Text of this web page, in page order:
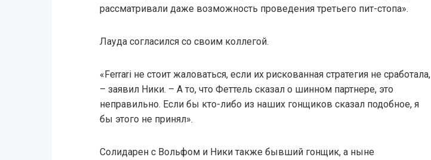
рассматривали даже возможность проведения третьего пит-стопа».
Лауда согласился со своим коллегой.
«Ferrari не стоит жаловаться, если их рискованная стратегия не сработала,
– заявил Ники. – А то, что Феттель сказал о шинном партнере, это
неправильно. Если бы кто-либо из наших гонщиков сказал подобное, я
бы этого не принял».
Солидарен с Вольфом и Ники также бывший гонщик, а ныне